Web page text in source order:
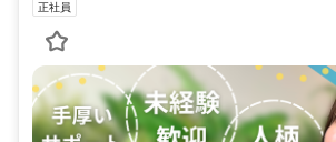
正社員